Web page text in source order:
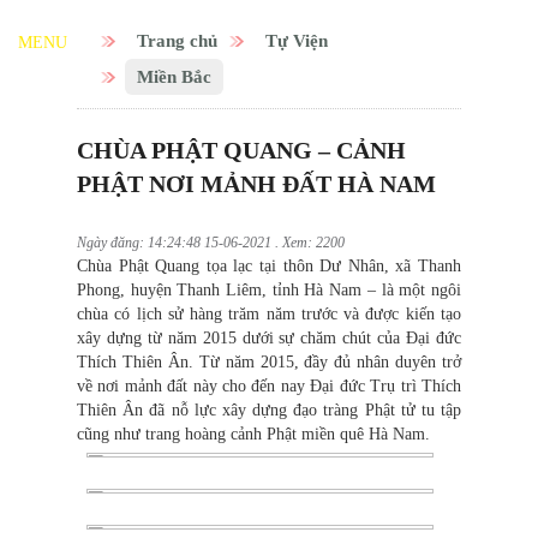
MENU Trang chủ
Tự Viện
Miền Bắc
CHÙA PHẬT QUANG – CẢNH
PHẬT NƠI MẢNH ĐẤT HÀ NAM
Ngày đăng: 14:24:48 15-06-2021 . Xem: 2200
Chùa Phật Quang tọa lạc tại thôn Dư Nhân, xã Thanh
Phong, huyện Thanh Liêm, tỉnh Hà Nam – là một ngôi
chùa có lịch sử hàng trăm năm trước và được kiến tạo
xây dựng từ năm 2015 dưới sự chăm chút của Đại đức
Thích Thiên Ân. Từ năm 2015, đầy đủ nhân duyên trở
về nơi mảnh đất này cho đến nay Đại đức Trụ trì Thích
Thiên Ân đã nỗ lực xây dựng đạo tràng Phật tử tu tập
cũng như trang hoàng cảnh Phật miền quê Hà Nam.